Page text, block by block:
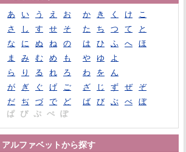
あ い う え お か き く け
こ
さ
し す せ そ た ち つ て
と
な
に ぬ ね の は ひ ふ へ
ほ
ま
み む め も や ゆ
よ
ら
り る れ ろ わ を
ん
が
ぎ ぐ げ ご ざ じ ず ぜ
ぞ
だ
ぢ づ で ど ば び ぶ べ
ぼ
ぱ
ぴ ぷ ぺ ぽ
アルファベットから探す